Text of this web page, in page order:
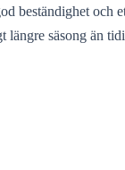
beständighet
säsong än